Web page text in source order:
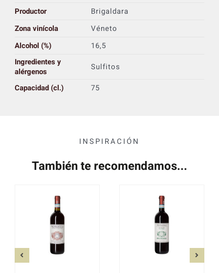
Productor
Brigaldara
Zona vinícola
Véneto
Alcohol (%)
16,5
Ingredientes y
alérgenos
Sulfitos
Capacidad (cl.)
75
INSPIRACIÓN
También te recomendamos...